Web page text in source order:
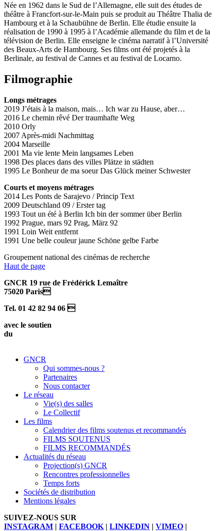
Née en 1962 dans le Sud de l’Allemagne, elle suit des études de
théâtre à Francfort-sur-le-Main puis se produit au Théâtre Thalia de
Hambourg et à la Schaubühne de Berlin. Elle étudie ensuite la
réalisation de 1990 à 1995 à l’Académie allemande du film et de la
télévision de Berlin. Elle enseigne le cinéma narratif à l’Université
des Beaux-Arts de Hambourg. Ses films ont été projetés à la
Berlinale, au festival de Cannes et au festival de Locarno.
Filmographie
Longs métrages
2019 J’étais à la maison, mais… Ich war zu Hause, aber…
2016 Le chemin rêvé Der traumhafte Weg
2010 Orly
2007 Après-midi Nachmittag
2004 Marseille
2001 Ma vie lente Mein langsames Leben
1998 Des places dans des villes Plätze in städten
1995 Le Bonheur de ma soeur Das Glück meiner Schwester
Courts et moyens métrages
2014 Les Ponts de Sarajevo / Princip Text
2009 Deutschland 09 / Erster tag
1993 Tout un été à Berlin Ich bin der sommer über Berlin
1992 Prague, mars 92 Prag, März 92
1991 Loin Weit entfernt
1991 Une belle couleur jaune Schöne gelbe Farbe
Groupement national des cinémas de recherche
Haut de page
GNCR 19 rue de Frédérick Lemaître
75020 Paris
Tel. 01 42 82 94 06 
avec le soutien
du
GNCR
Qui sommes-nous ?
Partenaires
Nous contacter
Le réseau
Vie(s) des salles
Le Collectif
Les films
Calendrier des films soutenus et recommandés
FILMS SOUTENUS
FILMS RECOMMANDÉS
Actualités du réseau
Projection(s) GNCR
Rencontres professionnelles
Temps forts
Sociétés de distribution
Mentions légales
SUIVEZ-NOUS SUR
INSTAGRAM | FACEBOOK | LINKEDIN | VIMEO |